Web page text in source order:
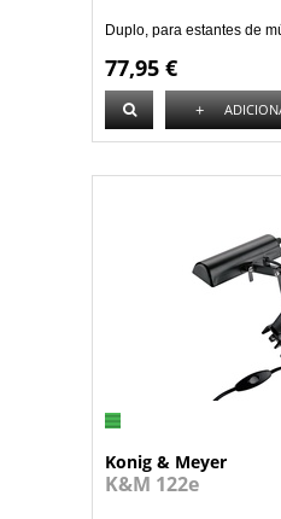
Duplo, para estantes de
77,95 €
+
Konig & Meyer
K&M 122e